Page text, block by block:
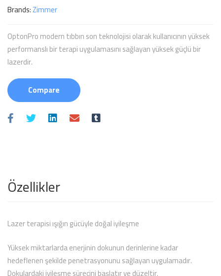
Brands:Zimmer
OptonPro modern tıbbın son teknolojisi olarak kullanıcının yüksek
performanslı bir terapi uygulamasını sağlayan yüksek güçlü bir
lazerdir.
Compare
Özellikler
Lazer terapisi ışığın gücüyle doğal iyileşme
Yüksek miktarlarda enerjinin dokunun derinlerine kadar
hedeflenen şekilde penetrasyonunu sağlayan uygulamadır.
Dokulardaki iyileşme sürecini başlatır ve düzeltir.